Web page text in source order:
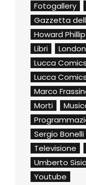
Fotogallery
Gazzetta
Howard
Libri
Lucca
Lucca
Marco
Morti
Sergio
Televisione
Umberto Sisia
Youtube